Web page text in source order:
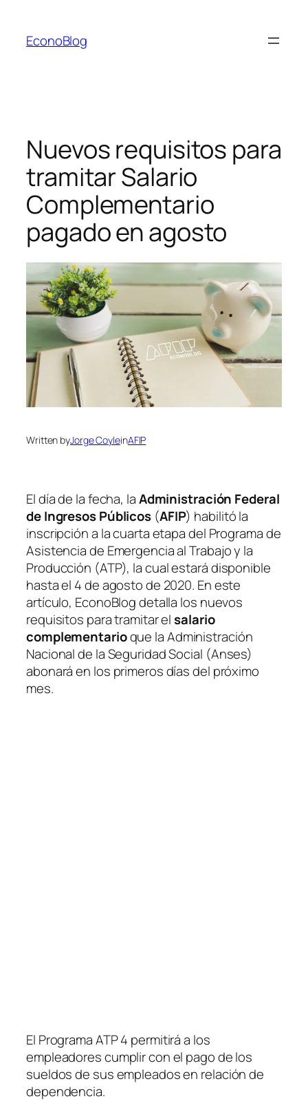
contenido
EconoBlog
Nuevos requisitos para
tramitar Salario
Complementario
pagado en agosto
Written byJorge CoyleinAFIP
El día de la fecha, laAdministración Federal
de Ingresos Públicos (AFIP) habilitó la
inscripción a la cuarta etapa del Programa de
Asistencia de Emergencia al Trabajo y la
Producción (ATP), la cual estará disponible
hasta el 4 de agosto de 2020. En este
artículo, EconoBlog detalla los nuevos
requisitos para tramitar elsalario
complementarioque la Administración
Nacional de la Seguridad Social (Anses)
abonará en los primeros días del próximo
mes.
El Programa ATP 4 permitirá a los
empleadores cumplir con el pago de los
sueldos de sus empleados en relación de
dependencia.